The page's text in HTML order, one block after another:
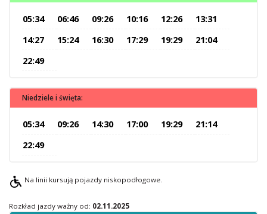
Centrum Obsługi Klienta
05:34 06:46 09:26 10:16 12:26
13:31
14:27
15:24 16:30 17:29 19:29
21:04
22:49
Niedziele i święta:
05:34 09:26 14:30 17:00 19:29
21:14
22:49
Na linii kursują pojazdy niskopodłogowe.
Rozkład jazdy ważny od: 02.11.2025